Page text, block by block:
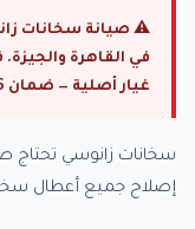
⚠ صيانة سخانات
غيار أصلية — ضمان 6 أشهر.
سخانات زانوسي
إصلاح جميع أعطال